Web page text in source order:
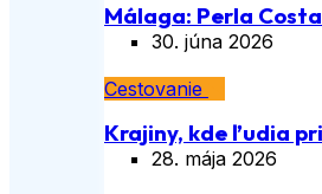
Málaga: Perla
30. júna 2026
Cestovanie
Krajiny, kde ľudia
28. mája 2026